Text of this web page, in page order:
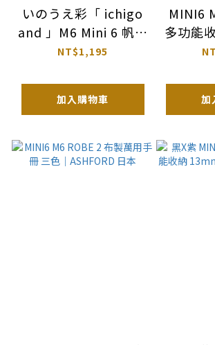
いのうえ彩「 ichigo
and 」M6 Mini 6 帆布
活頁本 (附活版印刷精
JAPAN
NT$1,195
加入購物車
MINI6
多功能
｜
加